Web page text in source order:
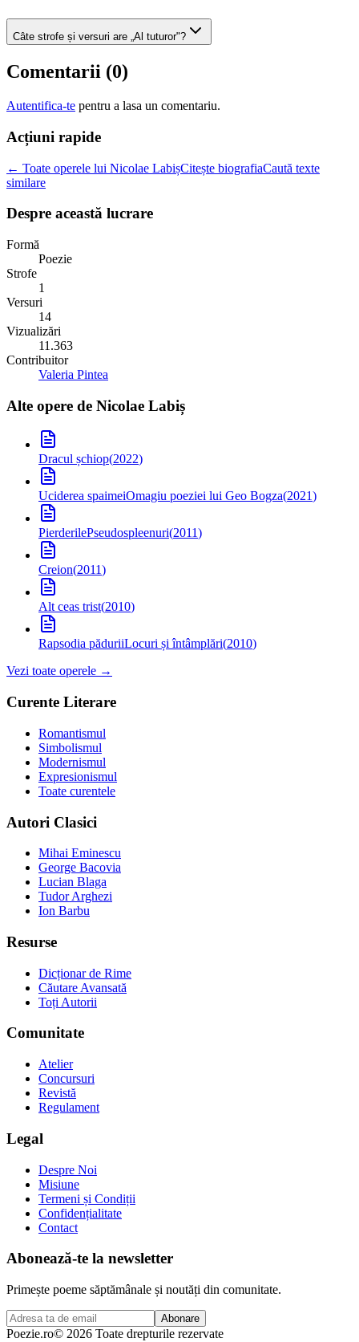
Câte strofe și versuri are „Al tuturor"?
Comentarii (0)
Autentifica-te pentru a lasa un comentariu.
Acțiuni rapide
← Toate operele lui Nicolae LabișCitește biografiaCaută texte
similare
Despre această lucrare
Formă
Poezie
Strofe
1
Versuri
14
Vizualizări
11.363
Contribuitor
Valeria Pintea
Alte opere de Nicolae Labiș
Dracul șchiop(2022)
Uciderea spaimeiOmagiu poeziei lui Geo Bogza(2021)
PierderilePseudospleenuri(2011)
Creion(2011)
Alt ceas trist(2010)
Rapsodia păduriiLocuri și întâmplări(2010)
Vezi toate operele →
Curente Literare
Romantismul
Simbolismul
Modernismul
Expresionismul
Toate curentele
Autori Clasici
Mihai Eminescu
George Bacovia
Lucian Blaga
Tudor Arghezi
Ion Barbu
Resurse
Dicționar de Rime
Căutare Avansată
Toți Autorii
Comunitate
Atelier
Concursuri
Revistă
Regulament
Legal
Despre Noi
Misiune
Termeni și Condiții
Confidențialitate
Contact
Abonează-te la newsletter
Primește poeme săptămânale și noutăți din comunitate.
Abonare
Poezie.ro© 2026 Toate drepturile rezervate